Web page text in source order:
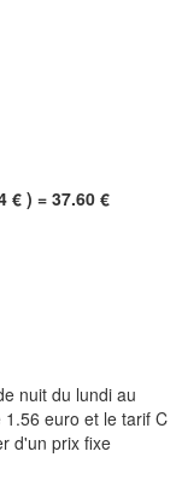
€ ) = 37.60 €
nuit du lundi au
euro et le tarif C
d'un prix fixe